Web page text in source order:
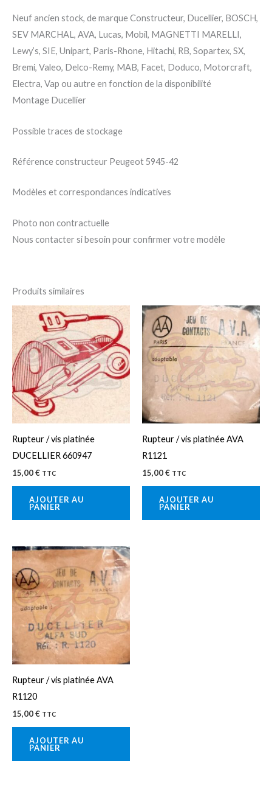
Neuf ancien stock, de marque Constructeur, Ducellier, BOSCH,
SEV MARCHAL, AVA, Lucas, Mobil, MAGNETTI MARELLI,
Lewy’s, SIE, Unipart, Paris-Rhone, Hitachi, RB, Sopartex, SX,
Bremi, Valeo, Delco-Remy, MAB, Facet, Doduco, Motorcraft,
Electra, Vap ou autre en fonction de la disponibilité
Montage Ducellier
Possible traces de stockage
Référence constructeur Peugeot 5945-42
Modèles et correspondances indicatives
Photo non contractuelle
Nous contacter si besoin pour confirmer votre modèle
Produits similaires
Rupteur / vis platinée
DUCELLIER 660947
15,00€ TTC
AJOUTER AU
PANIER
Rupteur / vis platinée AVA
R1121
15,00€ TTC
AJOUTER AU
PANIER
Rupteur / vis platinée AVA
R1120
15,00€ TTC
AJOUTER AU
PANIER